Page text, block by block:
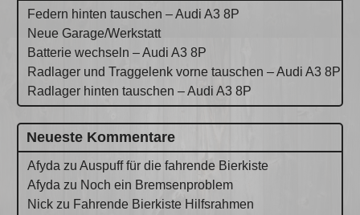
Federn hinten tauschen – Audi A3 8P
Neue Garage/Werkstatt
Batterie wechseln – Audi A3 8P
Radlager und Traggelenk vorne tauschen – Audi A3 8P
Radlager hinten tauschen – Audi A3 8P
Neueste Kommentare
Afyda zuAuspuff für die fahrende Bierkiste
Afyda zu Noch ein Bremsenproblem
Nick zu Fahrende Bierkiste Hilfsrahmen